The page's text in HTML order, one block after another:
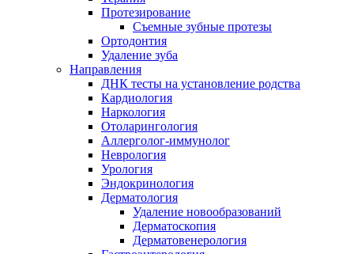
Протезирование
Съемные зубные протезы
Ортодонтия
Удаление зуба
Направления
ДНК тесты на установление родства
Кардиология
Наркология
Отоларингология
Аллерголог-иммунолог
Неврология
Урология
Эндокринология
Дерматология
Удаление новообразований
Дерматоскопия
Дерматовенерология